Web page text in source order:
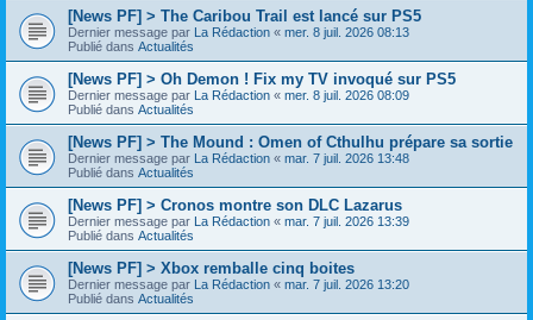
[News PF] > The Caribou Trail est lancé sur PS5
Dernier message par La Rédaction « mer. 8 juil. 2026 08:13
Publié dans Actualités
[News PF] > Oh Demon ! Fix my TV invoqué sur PS5
Dernier message par La Rédaction « mer. 8 juil. 2026 08:09
Publié dans Actualités
[News PF] > The Mound : Omen of Cthulhu prépare sa sortie
Dernier message par La Rédaction « mar. 7 juil. 2026 13:48
Publié dans Actualités
[News PF] > Cronos montre son DLC Lazarus
Dernier message par La Rédaction « mar. 7 juil. 2026 13:39
Publié dans Actualités
[News PF] > Xbox remballe cinq boites
Dernier message par La Rédaction « mar. 7 juil. 2026 13:20
Publié dans Actualités